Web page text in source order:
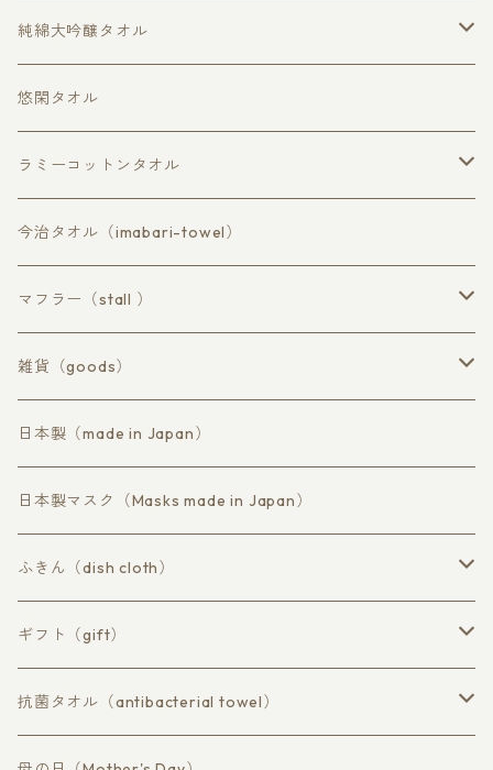
フェイスタオル（hand）
純綿大吟醸タオル
大判バスタオル
バスタオル
フェイスタオル
ハンドタオル
悠閑タオル
ラミーコットンタオル
バスタオル
ロングフェイスタオル
今治タオル（imabari-towel）
マフラー（stall ）
ウールコアコットン
ラミーコットン
雑貨（goods）
マスク
コットン不織布
日本製（made in Japan）
日本製マスク（Masks made in Japan）
ふきん（dish cloth）
抗菌 柿渋persimmon tannin
蚊帳（かや）素材
ギフト（gift）
草木染め
マスク、布巾、ハンドタオル
抗菌タオル（antibacterial towel）